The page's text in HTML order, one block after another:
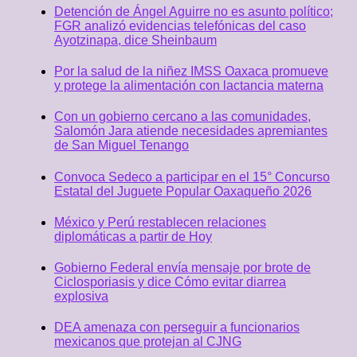
Detención de Ángel Aguirre no es asunto político;
FGR analizó evidencias telefónicas del caso
Ayotzinapa, dice Sheinbaum
Por la salud de la niñez IMSS Oaxaca promueve
y protege la alimentación con lactancia materna
Con un gobierno cercano a las comunidades,
Salomón Jara atiende necesidades apremiantes
de San Miguel Tenango
Convoca Sedeco a participar en el 15° Concurso
Estatal del Juguete Popular Oaxaqueño 2026
México y Perú restablecen relaciones
diplomáticas a partir de Hoy
Gobierno Federal envía mensaje por brote de
Ciclosporiasis y dice Cómo evitar diarrea
explosiva
DEA amenaza con perseguir a funcionarios
mexicanos que protejan al CJNG